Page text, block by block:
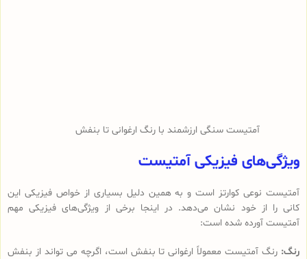
آمتیست سنگی ارزشمند با رنگ ارغوانی تا بنفش
ویژگی‌های فیزیکی آمتیست
آمتیست نوعی کوارتز است و به همین دلیل بسیاری از خواص فیزیکی این
کانی را از خود نشان می‌دهد. در اینجا برخی از ویژگی‌های فیزیکی مهم
آمتیست آورده شده است:
رنگ: رنگ آمتیست معمولاً ارغوانی تا بنفش است، اگرچه می تواند از بنفش